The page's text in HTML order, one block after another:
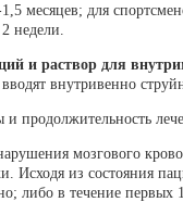
месяцев; для
недели.
и раствор для
внутривенно
и продолжительность
мозгового
Исходя из состояния
либо в течение первых